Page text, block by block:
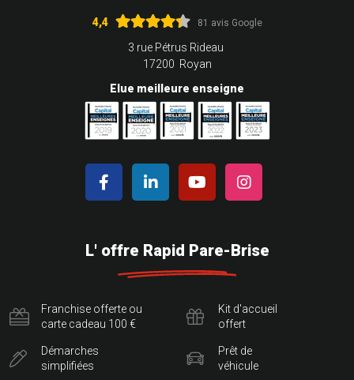
4,4 81 avis Google
3 rue Pétrus Rideau
17200 Royan
Elue meilleure enseigne
L' offre Rapid Pare-Brise
Franchise offerte ou
carte cadeau 100 €
Démarches
simplifiées
Kit d'accueil
offert
Prêt de
véhicule